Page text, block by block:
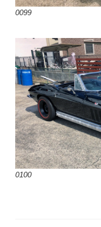
0099
0100